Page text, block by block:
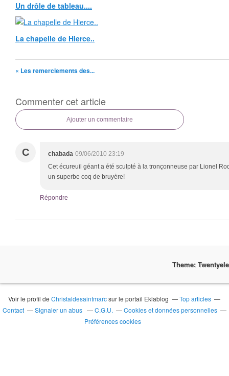
Un drôle de tableau....
La chapelle de Hierce..
« Les remerciements des...
Commenter cet article
Ajouter un commentaire
C chabada 09/06/2010 23:19
Cet écureuil géant a été sculpté à la tronçonneuse par Lionel
un superbe coq de bruyère!
Répondre
Theme:
Voir le profil deChristaldesaintmarcsur le portail Eklablog
Top articles
Contact
Signaler un abus C.G.U.
Cookies et données personnelles
Préférences cookies